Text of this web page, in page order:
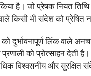
है। जो प्रेषक नियत
किसी भी संदेश को प्रेषित
दुर्भावनापूर्ण लिंक वाले
प्रणाली को प्रोत्साहन
विश्वसनीय और सुरक्षित